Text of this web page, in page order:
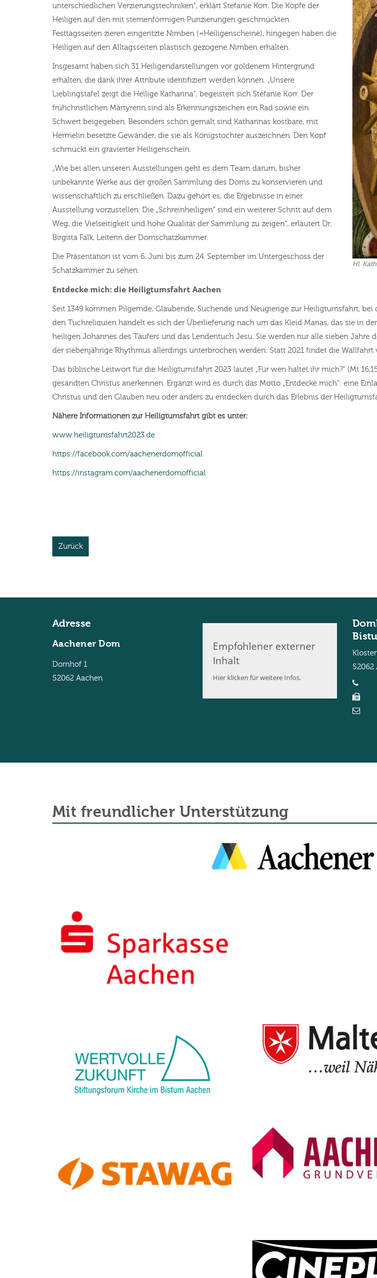
Hl.
unterschiedlichen Verzierungstechniken“, erklärt Stefanie Korr. Die Köpfe der
Heiligen auf den mit sternenförmigen Punzierungen geschmückten
Festtagsseiten zieren eingeritzte Nimben (=Heiligenscheine), hingegen haben die
Heiligen auf den Alltagsseiten plastisch gezogene Nimben erhalten.
Insgesamt haben sich 31 Heiligendarstellungen vor goldenem Hintergrund
erhalten, die dank ihrer Attribute identifiziert werden können. „Unsere
Lieblingstafel zeigt die Heilige Katharina“, begeistert sich Stefanie Korr. Der
frühchristlichen Märtyrerin sind als Erkennungszeichen ein Rad sowie ein
Schwert beigegeben. Besonders schön gemalt sind Katharinas kostbare, mit
Hermelin besetzte Gewänder, die sie als Königstochter auszeichnen. Den Kopf
schmückt ein gravierter Heiligenschein.
„Wie bei allen unseren Ausstellungen geht es dem Team darum, bisher
unbekannte Werke aus der großen Sammlung des Doms zu konservieren und
wissenschaftlich zu erschließen. Dazu gehört es, die Ergebnisse in einer
Ausstellung vorzustellen. Die „Schreinheiligen“ sind ein weiterer Schritt auf dem
Weg, die Vielseitigkeit und hohe Qualität der Sammlung zu zeigen“, erläutert Dr.
Birgitta Falk, Leiterin der Domschatzkammer.
Die Präsentation ist vom 6. Juni bis zum 24. September im Untergeschoss der
Schatzkammer zu sehen.
Entdecke mich: die Heiligtumsfahrt Aachen
Seit 1349 kommen Pilgernde, Glaubende, Suchende und Neugierige zur Heiligtumsfahrt,
den Tuchreliquien handelt es sich der Überlieferung nach um das Kleid Marias, das sie in
heiligen Johannes des Täufers und das Lendentuch Jesu. Sie werden nur alle sieben
der siebenjährige Rhythmus allerdings unterbrochen werden: Statt 2021 findet die Wallfahrt
Das biblische Leitwort für die Heiligtumsfahrt 2023 lautet „Für wen haltet ihr mich?“ (Mt
gesandten Christus anerkennen. Ergänzt wird es durch das Motto „Entdecke mich": eine
Christus und den Glauben neu oder anders zu entdecken durch das Erlebnis der
Nähere Informationen zur Heiligtumsfahrt gibt es unter:
www.heiligtumsfahrt2023.de
https://facebook.com/aachenerdomofficial
https://instagram.com/aachenerdomofficial
Zurück
Adresse
Aachener Dom
Domhof 1
52062 Aachen
Empfohlener externer
Inhalt
Hier klicken für weitere Infos.
52062
Mit freundlicher Unterstützung